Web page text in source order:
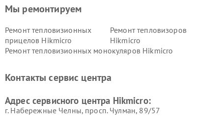
Мы ремонтируем
Ремонт тепловизионных
прицелов Hikmicro
Ремонт тепловизоров
Hikmicro
Ремонт тепловизионных монокуляров Hikmicro
Контакты сервис центра
Адрес сервисного центра Hikmicro:
г. Набережные Челны, просп. Чулман, 89/57